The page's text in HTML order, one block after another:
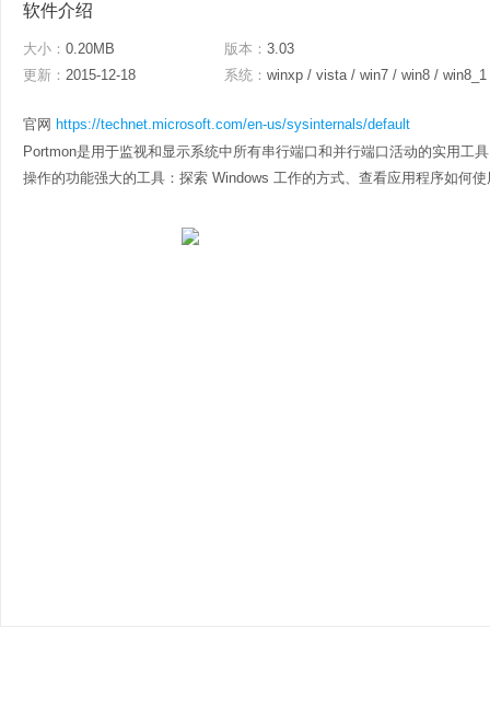
软件介绍
大小： 0.20MB 版本： 3.03
更新： 2015-12-18 系统： winxp / vista / win7 / win8 / win8_1
官网 https://technet.microsoft.com/en-us/sysinternals/default
Portmon是用于监视和显示系统中所有串行端口和并行端口活动的实用工
操作的功能强大的工具：探索 Windows 工作的方式、查看应用程序如何